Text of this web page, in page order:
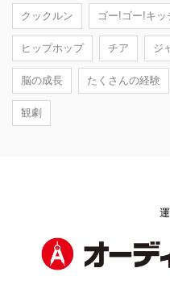
クックルン ゴー!ゴー!キ
ヒップホップ チア ジ
脳の成長 たくさんの経験
観劇